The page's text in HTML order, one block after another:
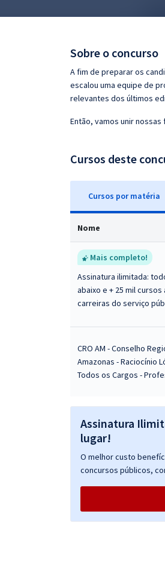
Questões grátis
Sobre o concurso
A fim de preparar os
escalou uma equipe de
relevantes dos últimos
Então, vamos unir
Cursos deste
Cursos por matéria
Nome
Mais completo!
Assinatura ilimitada:
abaixo e + 25 mil
carreiras do serviço
CRO AM - Conselho
Amazonas - Raciocínio
Todos os Cargos -
Assinatura
lugar!
O melhor custo
concursos públicos,